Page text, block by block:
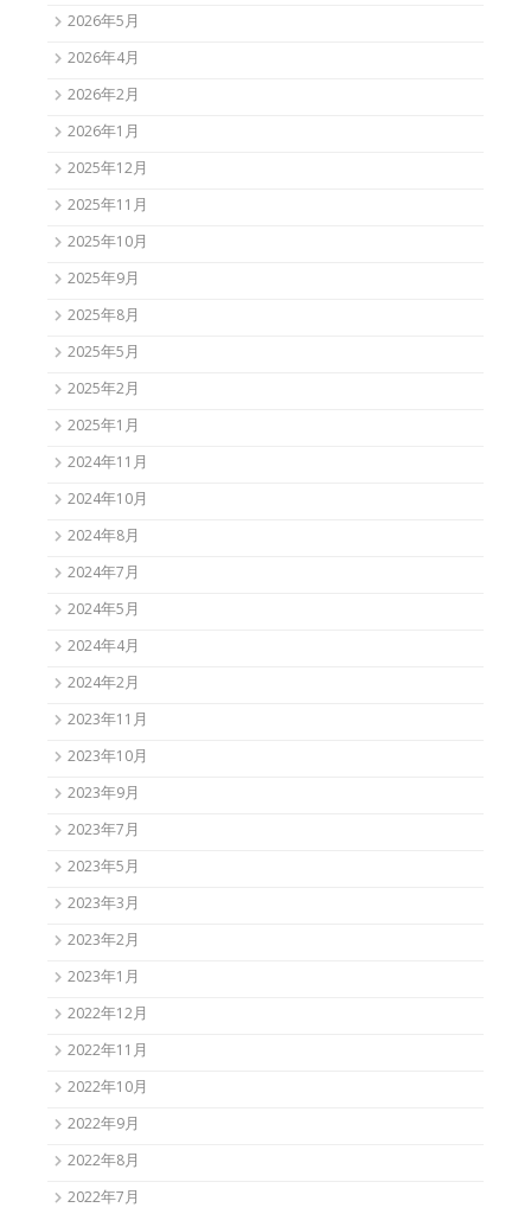
2026年5月
2026年4月
2026年2月
2026年1月
2025年12月
2025年11月
2025年10月
2025年9月
2025年8月
2025年5月
2025年2月
2025年1月
2024年11月
2024年10月
2024年8月
2024年7月
2024年5月
2024年4月
2024年2月
2023年11月
2023年10月
2023年9月
2023年7月
2023年5月
2023年3月
2023年2月
2023年1月
2022年12月
2022年11月
2022年10月
2022年9月
2022年8月
2022年7月